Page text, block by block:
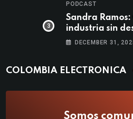
PODCAST
Sandra
industria sin
DECEMBER 31,
COLOMBIA ELECTRONICA
Somos